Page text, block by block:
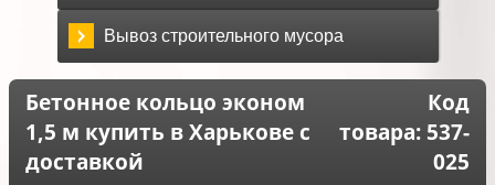
Вывоз строительного мусора
Бетонное кольцо эконом
1,5 м купить в Харькове с
доставкой
Код
товара: 537-
025